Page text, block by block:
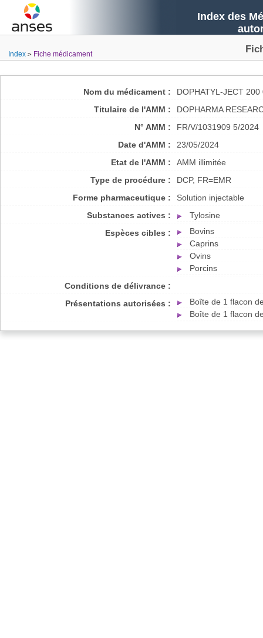
Index des
Index Fiche médicament
Nom du médicament :
DOPHATYL-JECT
Titulaire de l'AMM :
DOPHARMA
N° AMM :
FR/V/1031909 5/2024
Date d'AMM :
23/05/2024
Etat de l'AMM :
AMM illimitée
Type de procédure :
DCP, FR=EMR
Forme pharmaceutique :
Solution injectable
Substances actives :
Tylosine
Espèces cibles :
Bovins
Caprins
Ovins
Porcins
Conditions de délivrance :
Présentations autorisées :
Boîte de 1 flacon
Boîte de 1 flacon